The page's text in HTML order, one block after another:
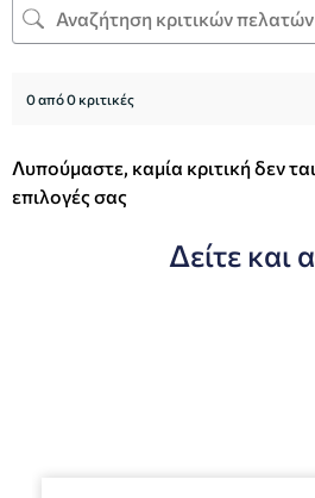
0 από 0 κριτικές
Λυπούμαστε, καμία κριτική δεν
επιλογές σας
Δείτε και